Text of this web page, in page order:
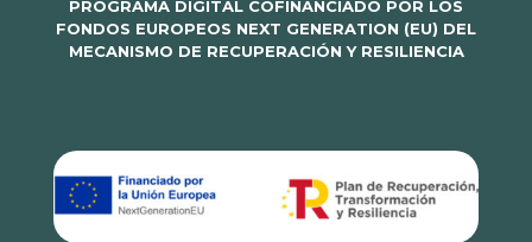
PROGRAMA DIGITAL COFINANCIADO POR LOS
FONDOS EUROPEOS NEXT GENERATION (EU) DEL
MECANISMO DE RECUPERACIÓN Y RESILIENCIA